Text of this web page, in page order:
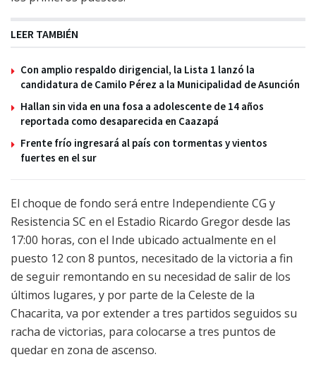
LEER TAMBIÉN
Con amplio respaldo dirigencial, la Lista 1 lanzó la
candidatura de Camilo Pérez a la Municipalidad de Asunción
Hallan sin vida en una fosa a adolescente de 14 años
reportada como desaparecida en Caazapá
Frente frío ingresará al país con tormentas y vientos
fuertes en el sur
El choque de fondo será entre Independiente CG y
Resistencia SC en el Estadio Ricardo Gregor desde las
17:00 horas, con el Inde ubicado actualmente en el
puesto 12 con 8 puntos, necesitado de la victoria a fin
de seguir remontando en su necesidad de salir de los
últimos lugares, y por parte de la Celeste de la
Chacarita, va por extender a tres partidos seguidos su
racha de victorias, para colocarse a tres puntos de
quedar en zona de ascenso.